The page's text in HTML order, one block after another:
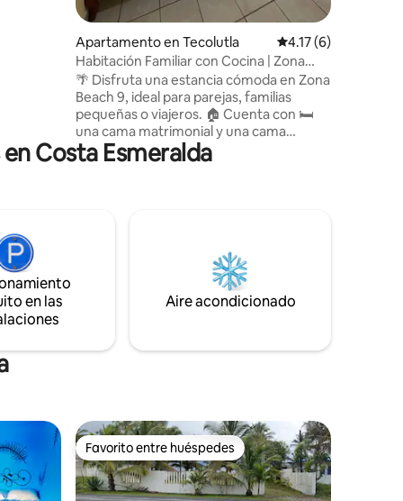
Apartamento en Tecolutla Calificación
4.17 (6)
Habitación Familiar con Cocina | Zona
Beach 9
🌴 Disfruta una estancia cómoda en Zona
Beach 9, ideal para parejas, familias
pequeñas o viajeros. 🏠 Cuenta con 🛏️
una cama matrimonial y una cama
individual, 🍳 cocina equipada con estufa,
🧊 refrigerador, 📶 WiFi, 📺 Netflix y 🚿
áreas de descanso frente al mar. ✨
Costa Esmeralda
en las
Aire acondicionado
Favorito entre huéspedes
Favorito entre huéspedes